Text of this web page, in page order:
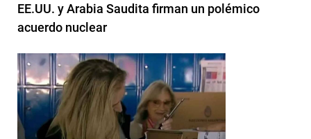
EE.UU. y Arabia Saudita firman un polémico
acuerdo nuclear